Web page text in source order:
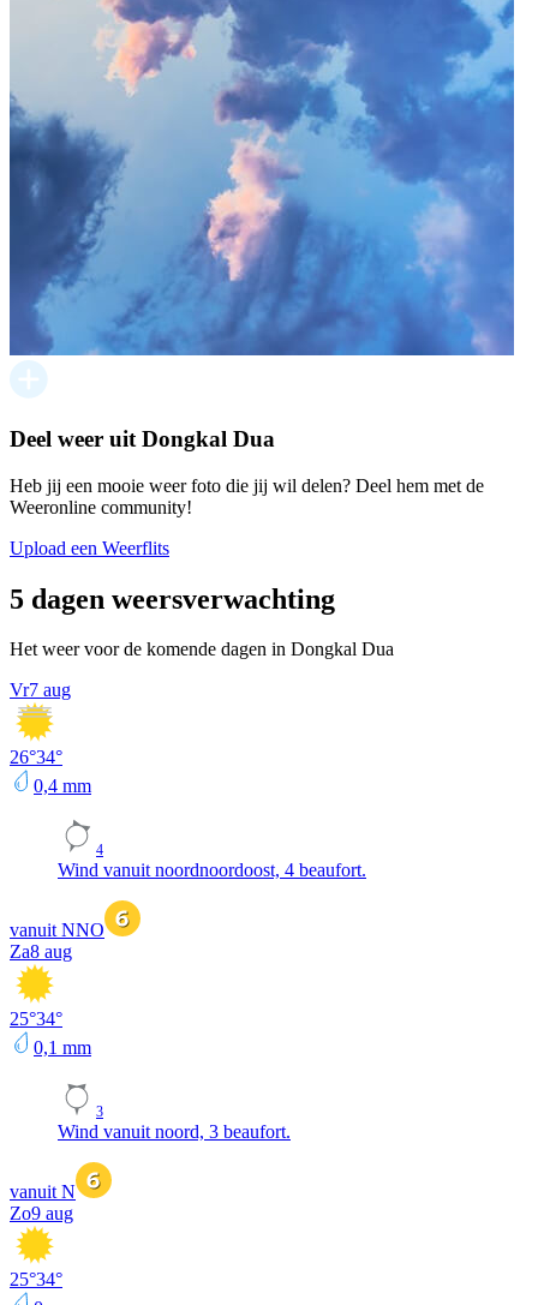
Deel weer uit Dongkal Dua
Heb jij een mooie weer foto die jij wil delen? Deel hem met de
Weeronline community!
Upload een Weerflits
5 dagen weersverwachting
Het weer voor de komende dagen in Dongkal Dua
Vr7 aug
26°34°
0,4 mm
4
Wind vanuit noordnoordoost, 4 beaufort.
vanuit NNO
Za8 aug
25°34°
0,1 mm
3
Wind vanuit noord, 3 beaufort.
vanuit N
Zo9 aug
25°34°